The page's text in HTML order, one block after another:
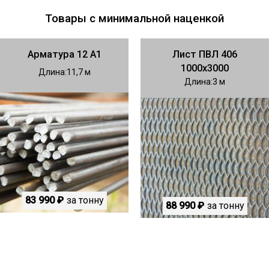
Товары с минимальной наценкой
Арматура 12 А1
Длина 11,7
83 990 ₽ за тонну
Лист ПВЛ 406
1000х3000
Длина 3
88 990 ₽ за тонну